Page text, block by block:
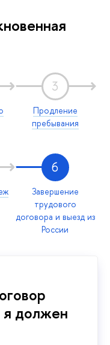
3
Продление
пребывания
6
Завершение
трудового
договора и выезд из
России
я должен